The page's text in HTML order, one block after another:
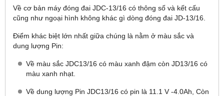
Về cơ bản máy đóng đai JDC-13/16 có thông số và kết cấu
cũng như ngoại hình không khác gì dòng đóng đai JD-13/16.
Điểm khác biệt lớn nhất giữa chúng là nằm ở màu sắc và
dung lượng Pin:
Về màu sắc JDC13/16 có màu xanh đậm còn JD13/16 có
màu xanh nhạt.
Về dung lượng Pin JDC13/16 có pin là 11.1 V -4.0Ah, Còn